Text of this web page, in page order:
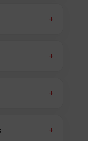
+
+
+
+